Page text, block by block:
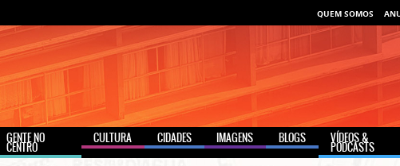
QUEM SOMOS
GENTE NO
CENTRO
CULTURA CIDADES IMAGENS BLOGS VÍDEOS &
PODCASTS